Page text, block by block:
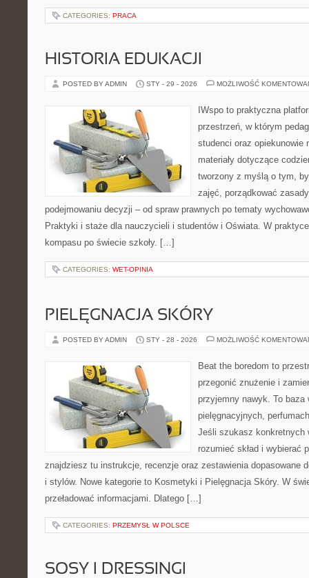
CATEGORIES: PRACA
HISTORIA EDUKACJI
POSTED BY ADMIN STY - 29 - 2026 MOŻLIWOŚĆ
IWspo to praktyczna
przestrzeń, w którym
studenci oraz opiekunowie
materiały dotyczące
tworzony z myślą o tym,
zajęć, porządkować
podejmowaniu decyzji – od spraw prawnych po tematy
Praktyki i staże dla nauczycieli i studentów i Oświata. W
kompasu po świecie szkoły. […]
CATEGORIES: WET-OPINIA
PIELĘGNACJA SKÓRY
POSTED BY ADMIN STY - 28 - 2026 MOŻLIWOŚĆ
Beat the boredom to
przegonić znużenie i
przyjemny nawyk. To baza
pielęgnacyjnych,
Jeśli szukasz konkretnych
rozumieć skład i wybierać
znajdziesz tu instrukcje, recenzje oraz zestawienia dopasowane
i stylów. Nowe kategorie to Kosmetyki i Pielęgnacja Skóry. W
przeładować informacjami. Dlatego […]
CATEGORIES: PRZEMYSŁ W POLSCE
SOSY I DRESSINGI